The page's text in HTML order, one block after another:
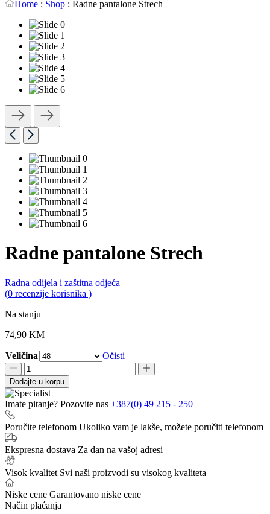
Home : Shop : Radne pantalone Strech
Radne pantalone Strech
Radna odijela i zaštitna odjeća
0,0
(0 recenzije korisnika )
Na stanju
74,90 KM
Veličina
Očisti
Radne
pantalone
Strech
količina
Dodajte u korpu
Imate pitanje? Pozovite nas +387(0) 49 215 - 250
Poručite telefonom Ukoliko vam je lakše, možete poručiti telefonom
Ekspresna dostava Za dan na vašoj adresi
Visok kvalitet Svi naši proizvodi su visokog kvaliteta
Niske cene Garantovano niske cene
Način plaćanja